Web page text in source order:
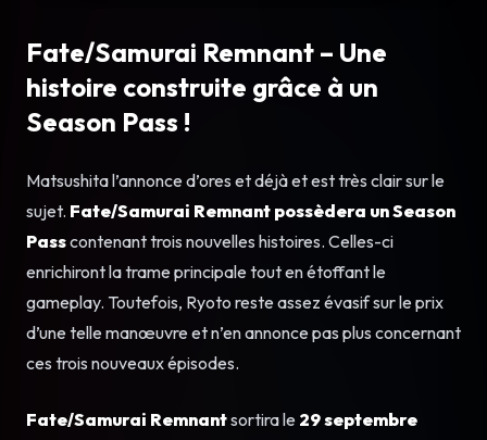
Fate/Samurai Remnant – Une
histoire construite grâce à un
Season Pass !
Matsushita l’annonce d’ores et déjà et est très clair sur le
sujet. Fate/Samurai Remnant possèdera un Season
Passcontenant trois nouvelles histoires. Celles-ci
enrichiront la trame principale tout en étoffant le
gameplay. Toutefois, Ryoto reste assez évasif sur le prix
d’une telle manœuvre et n’en annonce pas plus concernant
ces trois nouveaux épisodes.
Fate/Samurai Remnantsortira le 29 septembre